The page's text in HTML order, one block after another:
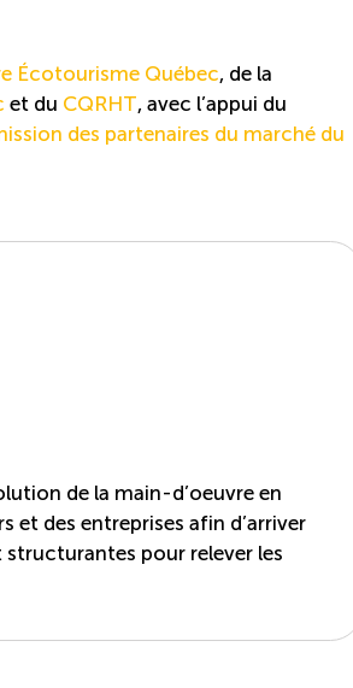
Écotourisme Québec, de la
et du CQRHT, avec l’appui du
des partenaires du marché du
de la main-d’oeuvre en
des entreprises afin d’arriver
pour relever les